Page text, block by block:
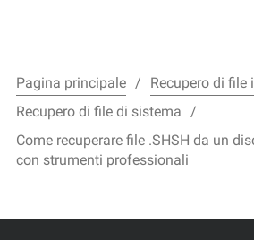
Pagina principale
Recupero di file
Recupero di file di sistema
Come recuperare file .SHSH da un
con strumenti professionali